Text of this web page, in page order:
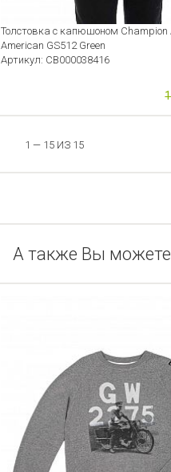
Толстовка с капюшоном Champion
American GS512 Green
Артикул: CB000038416
1 — 15 ИЗ 15
А также Вы